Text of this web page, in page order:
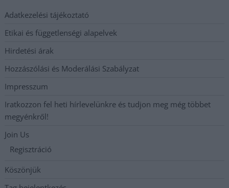
Adatkezelési tájékoztató
Etikai és függetlenségi alapelvek
Hirdetési árak
Hozzászólási és Moderálási Szabályzat
Impresszum
Iratkozzon fel heti hírlevelünkre és tudjon meg még többet
megyénkről!
Join Us
Regisztráció
Köszönjük